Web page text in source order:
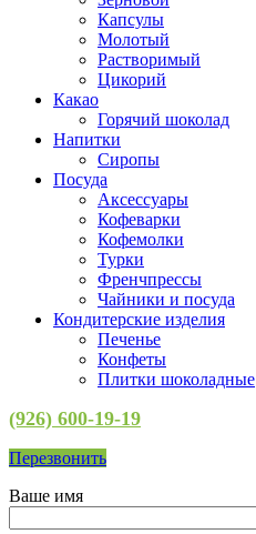
Капсулы
Молотый
Растворимый
Цикорий
Какао
Горячий шоколад
Напитки
Сиропы
Посуда
Аксессуары
Кофеварки
Кофемолки
Турки
Френчпрессы
Чайники и посуда
Кондитерские изделия
Печенье
Конфеты
Плитки шоколадные
(926) 600-19-19
Перезвонить
Ваше имя